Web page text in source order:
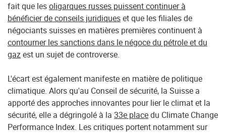
fait que lesoligarques russes puissent continuer à
bénéficier de conseils juridiqueset que les filiales de
négociants suisses en matières premières continuent à
contourner les sanctions dans le négoce du pétrole et du
gazest un sujet de controverse.
L'écart est également manifeste en matière de politique
climatique. Alors qu'au Conseil de sécurité, la Suisse a
apporté des approches innovantes pour lier le climat et la
sécurité, elle a dégringolé à la 33e placedu Climate Change
Performance Index. Les critiques portent notamment sur